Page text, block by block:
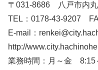
〒031-8686 八戸市内
TEL：0178-43-9207
E-mail：
http://
業務時間：月～金 8:15